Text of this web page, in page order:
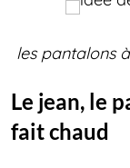
les pantalons
Le jean, le
fait chaud